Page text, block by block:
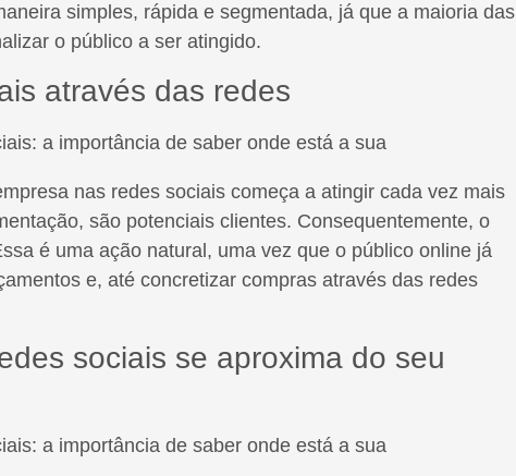
simples, rápida e segmentada, já que a maioria das
o público a ser atingido.
através das redes
nas redes sociais começa a atingir cada vez mais
são potenciais clientes. Consequentemente, o
é uma ação natural, uma vez que o público online já
e, até concretizar compras através das redes
sociais se aproxima do seu